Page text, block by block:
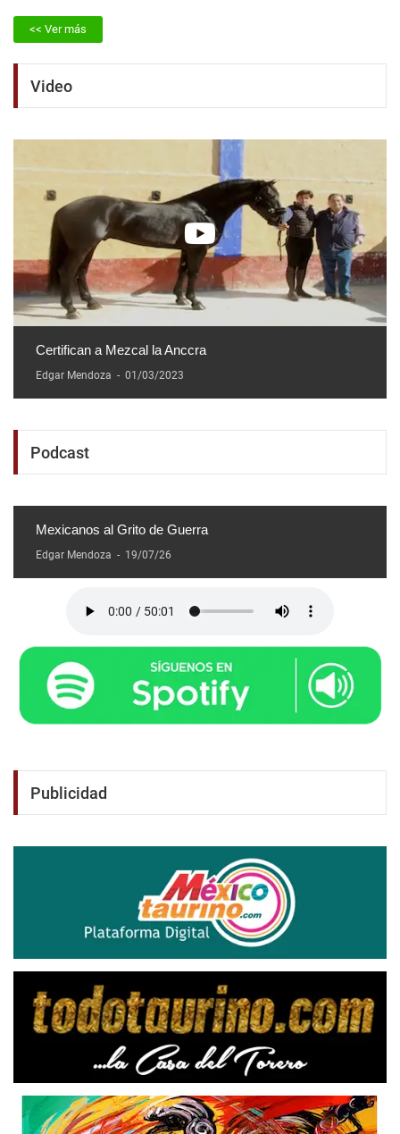
<< Ver más
Video
Certifican a Mezcal la Anccra
Edgar Mendoza - 01/03/2023
Podcast
Mexicanos al Grito de Guerra
Edgar Mendoza - 19/07/26
Publicidad